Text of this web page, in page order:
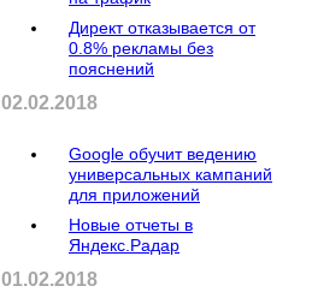
Директ отказывается от
0.8% рекламы без
пояснений
02.02.2018
Google обучит ведению
универсальных кампаний
для приложений
Новые отчеты в
Яндекс.Радар
01.02.2018